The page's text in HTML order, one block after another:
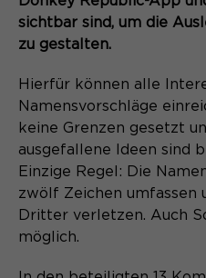
Zweck
Content
Webseite.
Sie
zu erkennen
offen zu
einem
Name _pk_id*
Anbieter
Laufzeit 13 Monate
Zweck
Dient zur
Name
Cookie-Informationen
Aktivierung
Diese Cookies
Name googtrans
Anbieter GTranslate
Laufzeit
Speichert
Cookie-Informationen
sichtbar sind, um die
zu gestalten.
Hierfür können alle
Namensvorschläge
keine Grenzen gesetzt
ausgefallene Ideen sind
Einzige Regel: Die
zwölf Zeichen umfassen
Dritter verletzen. Auch
möglich.